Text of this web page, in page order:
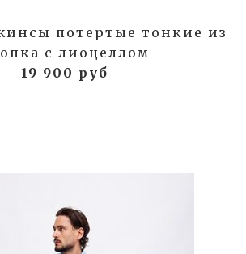
потертые тонкие из
с лиоцеллом
19 900 руб